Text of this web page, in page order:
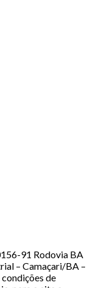
91 Rodovia BA
– Camaçari/BA –
de